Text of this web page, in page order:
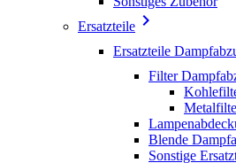
Ersatzteile 
Ersatzteile
Filter
Blende
Sonstige